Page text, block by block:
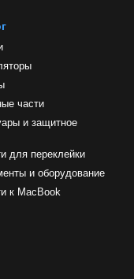
части
и защитное
для переклейки
и оборудование
к MacBook